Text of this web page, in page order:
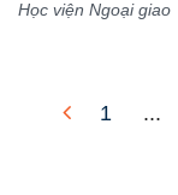
Học viện Ngoại giao
1 ...